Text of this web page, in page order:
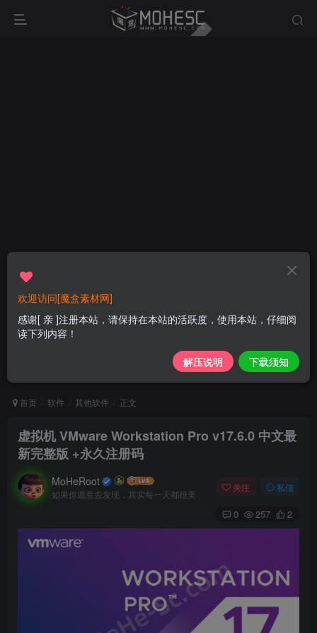
首页 软件 其他软件 正文
虚拟机 VMware Workstation Pro v17.6.0 中文最
新完整版 +永久注册码
MoHeRoot
如果你愿意去发现，其实每一天都很美
关注 私信
0 257 2
欢迎访问[魔盒素材网]
感谢[ 亲 ]注册本站，请保持在本站的活跃度，使用本站，仔细阅
读下列内容！
解压说明 下载须知